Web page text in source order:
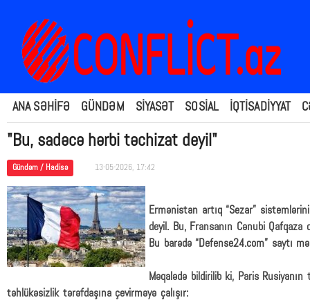
ANA SƏHİFƏ GÜNDƏM SİYASƏT SOSİAL İQTİSADİYYAT
"Bu, sadəcə hərbi təchizat deyil"
Gündəm / Hadisə 13-05-2026, 17:42
Ermənistan artıq “Sezar”
deyil. Bu, Fransanın Cənubi
Bu barədə “Defense24.com” saytı
Məqalədə bildirilib ki, Paris
təhlükəsizlik tərəfdaşına çevirməyə çalışır: